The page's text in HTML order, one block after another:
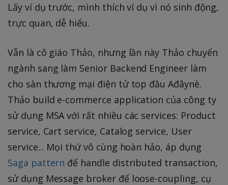
Lấy ví dụ trước, mình thích ví dụ vì nó sinh động,
trực quan, dễ hiểu.
Vẫn là cô giáo Thảo, nhưng lần này Thảo chuyển
ngành sang làm Senior Backend Engineer làm
cho sàn thương mại điện tử top đầu Ađâynè.
Thảo build e-commerce application của công ty
sử dụng MSA với rất nhiều các services: Product
service, Cart service, Catalog service, User
service... Mọi thứ vô cùng hoàn hảo, áp dụng
Saga pattern để handle distributed transaction,
sử dụng Message broker để loose-coupling, cụ